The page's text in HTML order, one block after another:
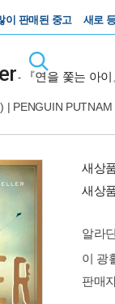
이 판매된 중고 새로
- 『연을 쫓는 아
| PENGUIN PUTNAM
새상
새상
알라
이 광
판매